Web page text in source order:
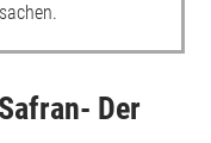
Der